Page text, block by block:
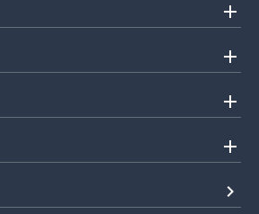
add
add
add
add
navigate_next